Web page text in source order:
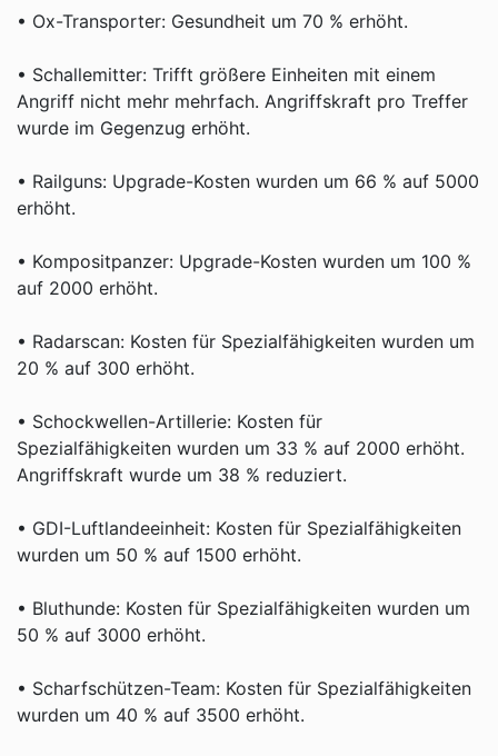
• Ox-Transporter: Gesundheit um 70 % erhöht.
• Schallemitter: Trifft größere Einheiten mit einem
Angriff nicht mehr mehrfach. Angriffskraft pro Treffer
wurde im Gegenzug erhöht.
• Railguns: Upgrade-Kosten wurden um 66 % auf 5000
erhöht.
• Kompositpanzer: Upgrade-Kosten wurden um 100 %
auf 2000 erhöht.
• Radarscan: Kosten für Spezialfähigkeiten wurden um
20 % auf 300 erhöht.
• Schockwellen-Artillerie: Kosten für
Spezialfähigkeiten wurden um 33 % auf 2000 erhöht.
Angriffskraft wurde um 38 % reduziert.
• GDI-Luftlandeeinheit: Kosten für Spezialfähigkeiten
wurden um 50 % auf 1500 erhöht.
• Bluthunde: Kosten für Spezialfähigkeiten wurden um
50 % auf 3000 erhöht.
• Scharfschützen-Team: Kosten für Spezialfähigkeiten
wurden um 40 % auf 3500 erhöht.